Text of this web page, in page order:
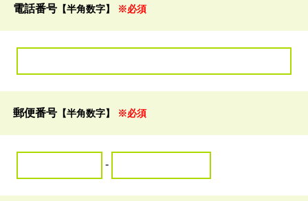
電話番号 【半角数字】 ※必須
郵便番号 【半角数字】 ※必須
-